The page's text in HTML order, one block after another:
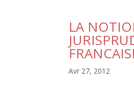
LA
Avr 27, 2012